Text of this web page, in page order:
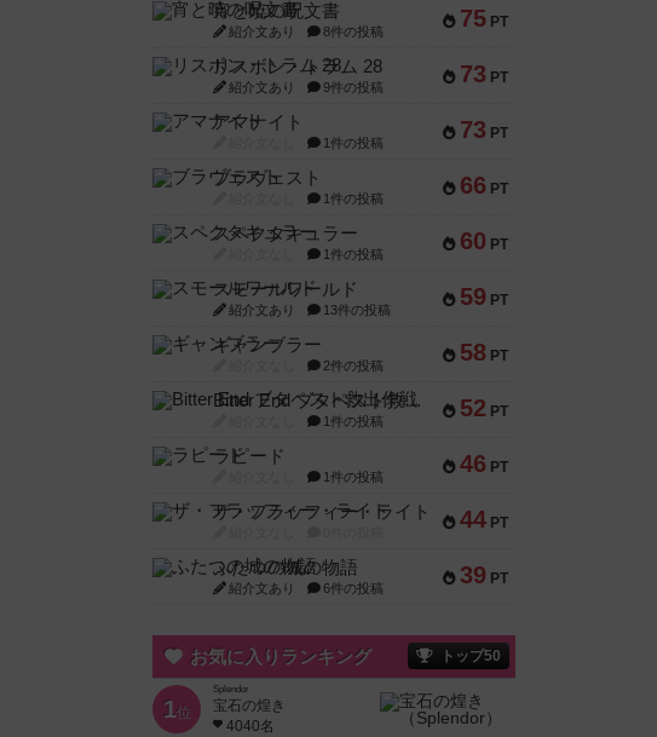
75 PT
宵と暁の呪文書
紹介文あり 8件の投稿
73 PT
リスボン・トラム 28
紹介文あり 9件の投稿
73 PT
アマナイト
1件の投稿
66 PT
ブラヴェスト
1件の投稿
60 PT
スペクタキュラー
1件の投稿
59 PT
スモールワールド
紹介文あり 13件の投稿
58 PT
ギャンブラー
2件の投稿
52 PT
Bitter End ブタペスト救出作戦
1件の投稿
46 PT
ラピード
1件の投稿
44 PT
ザ・フラッフィー・ライト
39 PT
ふたつの城の物語
紹介文あり 6件の投稿
お気に入りランキング トップ50
1位
Splendor
宝石の煌き
4040名